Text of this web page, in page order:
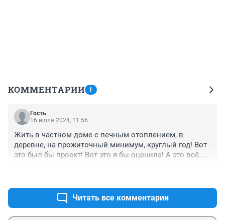
КОММЕНТАРИИ 1
Гость
16 июля 2024, 11:56
Жить в частном доме с печным отоплением, в
деревне, на прожиточный минимум, круглый год! Вот
это был бы проект! Вот это я бы оценила! А это всё...
Читать все комментарии